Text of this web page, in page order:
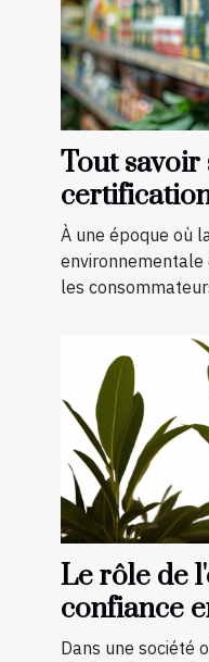
Tout savoir
bio et
À une époque où
environnementale
les
Le rôle de
confiance
être
Dans une société